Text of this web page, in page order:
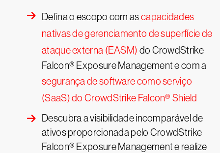
Defina o escopo com ascapacidades
nativas de gerenciamento de superfície de
ataque externa (EASM) do CrowdStrike
Falcon® Exposure Management e com a
segurança de software como serviço
(SaaS) do CrowdStrike Falcon® Shield
Descubra a visibilidade incomparável de
ativos proporcionada pelo CrowdStrike
Falcon® Exposure Management e realize